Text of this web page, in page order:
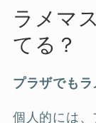
ラメマ
てる？
プラザでもラ
個人的には、